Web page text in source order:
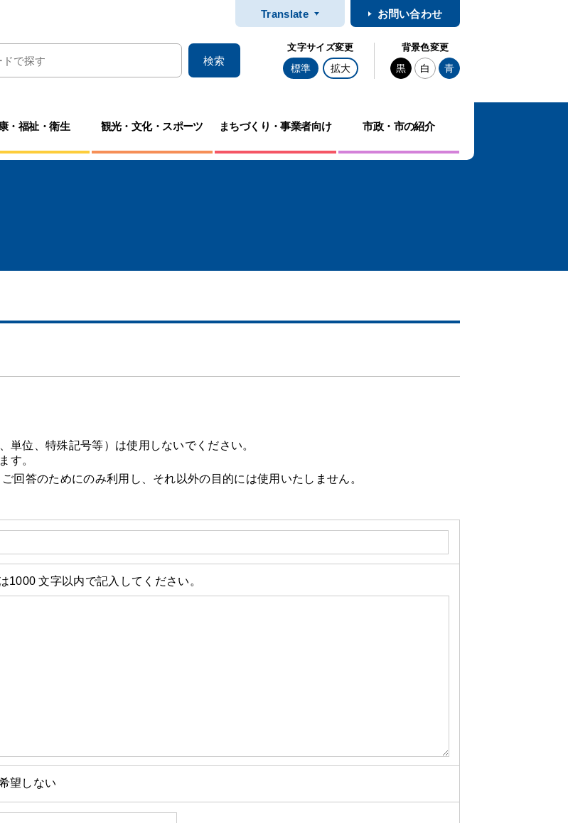
Translate
お問い合わせ
検索
文字サイズ変更
標準 拡大
背景色変更
黒 白 青
・福祉・衛生 観光・文化・スポーツ まちづくり・事業者向け 市政・市の紹介
位、特殊記号等）は使用しないでください。
す。
回答のためにのみ利用し、それ以外の目的には使用いたしません。
1000 文字以内で記入してください。
望しない